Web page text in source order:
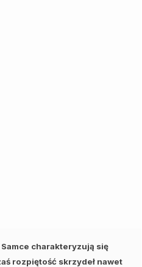
charakteryzują się
rozpiętość skrzydeł nawet